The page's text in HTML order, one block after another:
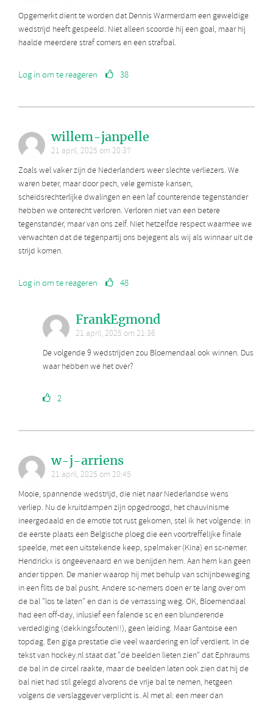
Opgemerkt dient te worden dat Dennis Warmerdam een geweldige
wedstrijd heeft gespeeld. Niet alleen scoorde hij een goal, maar hij
haalde meerdere straf corners en een strafbal.
Log in om te reageren 38
willem-janpelle
21 april, 2025 om 20:37
Zoals wel vaker zijn de Nederlanders weer slechte verliezers. We
waren beter, maar door pech, vele gemiste kansen,
scheidsrechterlijke dwalingen en een laf counterende tegenstander
hebben we onterecht verloren. Verloren niet van een betere
tegenstander, maar van ons zelf. Niet hetzelfde respect waarmee we
verwachten dat de tegenpartij ons bejegent als wij als winnaar uit de
strijd komen.
Log in om te reageren 48
FrankEgmond
21 april, 2025 om 21:36
De volgende 9 wedstrijden zou Bloemendaal ook winnen. Dus
waar hebben we het over?
2
w-j-arriens
21 april, 2025 om 20:45
Mooie, spannende wedstrijd, die niet naar Nederlandse wens
verliep. Nu de kruitdampen zijn opgedroogd, het chauvinisme
ineergedaald en de emotie tot rust gekomen, stel ik het volgende: in
de eerste plaats een Belgische ploeg die een voortreffelijke finale
speelde, met een uitstekende keep, spelmaker (Kina) en sc-nemer.
Hendrickx is ongeevenaard en we benijden hem. Aan hem kan geen
ander tippen. De manier waarop hij met behulp van schijnbeweging
in een flits de bal pusht. Andere sc-nemers doen er te lang over om
de bal "los te laten" en dan is de verrassing weg. OK, Bloemendaal
had een off-day, inlusief een falende sc en een blunderende
verdediging (dekkingsfouten!!), geen leiding. Maar Gantoise een
topdag. Een giga prestatie die veel waardering en lof verdient. In de
tekst van hockey.nl staat dat "de beelden lieten zien" dat Ephraums
de bal in de circel raakte, maar de beelden laten ook zien dat hij de
bal niet had stil gelegd alvorens de vrije bal te nemen, hetgeen
volgens de verslaggever verplicht is. Al met al: een meer dan